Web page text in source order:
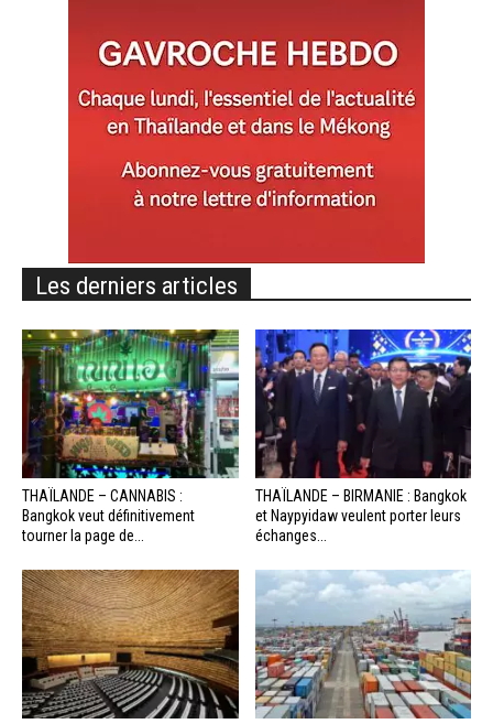
Les derniers articles
THAÏLANDE – CANNABIS :
Bangkok veut définitivement
tourner la page de...
THAÏLANDE – BIRMANIE : Bangkok
et Naypyidaw veulent porter leurs
échanges...